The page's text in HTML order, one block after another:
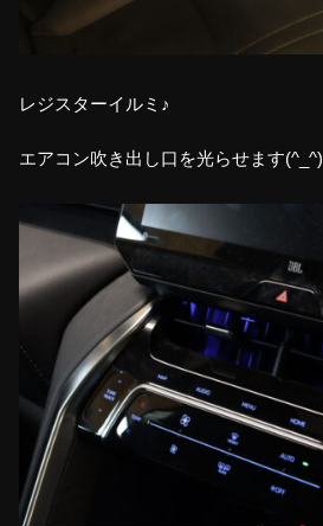
レジスターイルミ♪
エアコン吹き出し口を光らせます(^_^)